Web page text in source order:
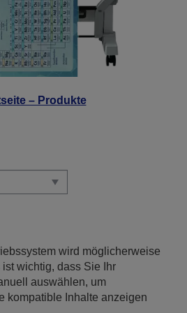
– Produkte
wird möglicherweise
wichtig, dass Sie Ihr
auswählen, um
kompatible Inhalte anzeigen